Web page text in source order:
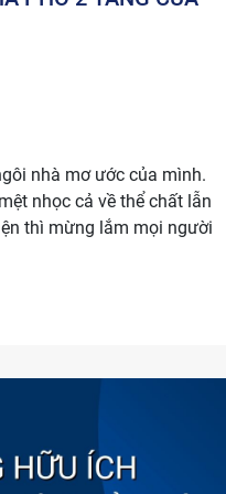
nhà mơ ước của mình.
nhọc cả về thể chất lẫn
thì mừng lắm mọi người